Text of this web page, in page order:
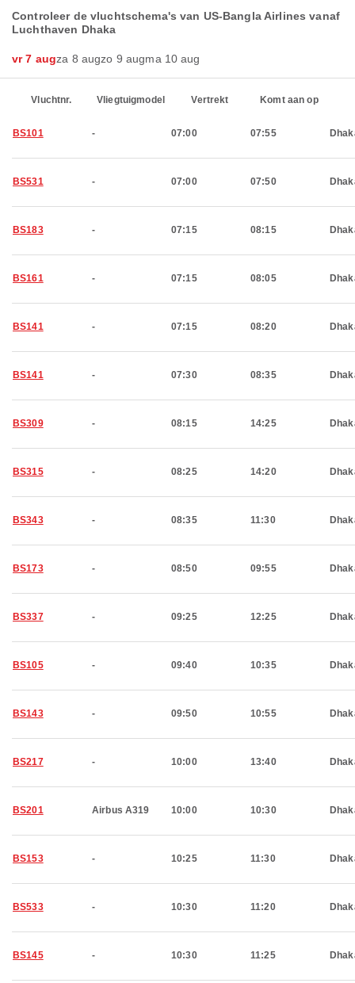
Controleer de vluchtschema's van US-Bangla Airlines vanaf
Luchthaven Dhaka
vr 7 augza 8 augzo 9 augma 10 aug
Vluchtnr. Vliegtuigmodel Vertrekt Komt aan op
BS101 - 07:00 07:55
BS531 - 07:00 07:50
BS183 - 07:15 08:15
BS161 - 07:15 08:05
BS141 - 07:15 08:20
BS141 - 07:30 08:35
BS309 - 08:15 14:25
BS315 - 08:25 14:20
BS343 - 08:35 11:30
BS173 - 08:50 09:55
BS337 - 09:25 12:25
BS105 - 09:40 10:35
BS143 - 09:50 10:55
BS217 - 10:00 13:40
BS201 Airbus A319 10:00 10:30
BS153 - 10:25 11:30
BS533 - 10:30 11:20
BS145 - 10:30 11:25